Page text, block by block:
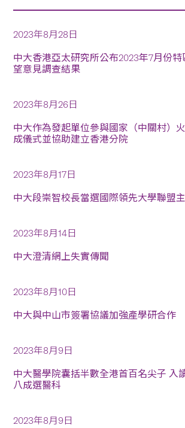
2023年8月28日
中大香港亞太研究所公布2023年7月份
望意見調查結果
2023年8月26日
中大作為發起單位參與國家（中關村）
成儀式並協助建立香港分院
2023年8月17日
中大段崇智校長當選國際領先大學聯盟
2023年8月14日
中大澄清網上失實傳聞
2023年8月10日
中大與中山市簽署協議加強產學研合作
2023年8月9日
中大醫學院囊括半數全港首百名尖子 入
八成選醫科
2023年8月9日